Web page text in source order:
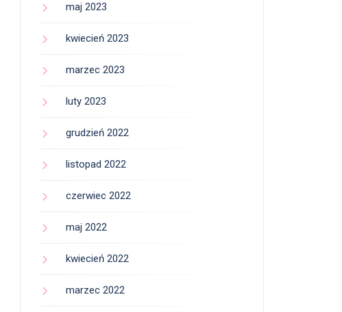
maj 2023
kwiecień 2023
marzec 2023
luty 2023
grudzień 2022
listopad 2022
czerwiec 2022
maj 2022
kwiecień 2022
marzec 2022